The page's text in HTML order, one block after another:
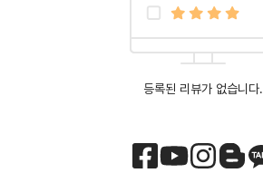
등록된 리뷰가 없습니다.